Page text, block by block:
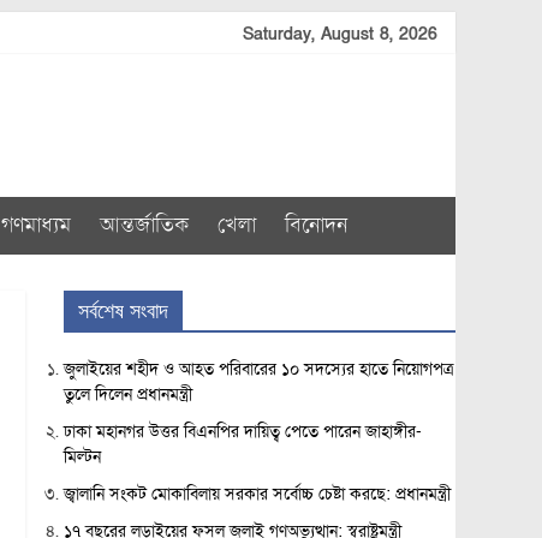
Saturday, August 8, 2026
গণমাধ্যম আন্তর্জাতিক খেলা বিনোদন
সর্বশেষ সংবাদ
জুলাইয়ের শহীদ ও আহত পরিবারের ১০ সদস্যের হাতে নিয়োগপত্র
তুলে দিলেন প্রধানমন্ত্রী
ঢাকা মহানগর উত্তর বিএনপির দায়িত্ব পেতে পারেন জাহাঙ্গীর-
মিল্টন
জ্বালানি সংকট মোকাবিলায় সরকার সর্বোচ্চ চেষ্টা করছে: প্রধানমন্ত্রী
১৭ বছরের লড়াইয়ের ফসল জুলাই গণঅভ্যুত্থান: স্বরাষ্ট্রমন্ত্রী